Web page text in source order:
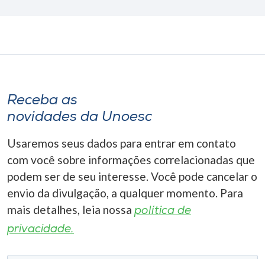
Receba as
novidades da Unoesc
Usaremos seus dados para entrar em contato
com você sobre informações correlacionadas que
podem ser de seu interesse. Você pode cancelar o
envio da divulgação, a qualquer momento. Para
mais detalhes, leia nossa política de
privacidade.